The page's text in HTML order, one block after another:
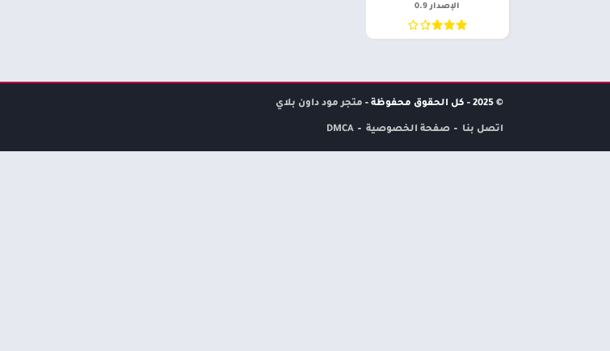
الإصدار 0.9
© 2025 - كل الحقوق محفوظة - متجر مود داون بلاي
اتصل بنا صفحة الخصوصية DMCA